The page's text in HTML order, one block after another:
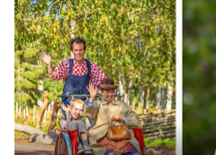
Joacim Johansson, vd för
positiv till samarbete med
Lindgrens värld.